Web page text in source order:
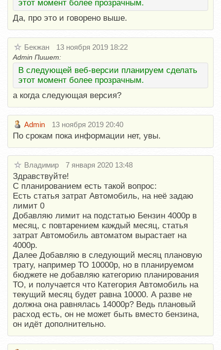
этот момент более прозрачным.
Да, про это и говорено выше.
Бекжан 13 ноября 2019 18:22
Admin Пишет:
В следующей веб-версии планируем сделать
этот момент более прозрачным.
а когда следующая версия?
Admin 13 ноября 2019 20:40
По срокам пока информации нет, увы.
Владимир 7 января 2020 13:48
Здравствуйте!
С планированием есть такой вопрос:
Есть статья затрат Автомобиль, на неё задаю
лимит 0
Добавляю лимит на подстатью Бензин 4000р в
месяц, с повтарением каждый месяц, статья
затрат Автомобиль автоматом вырастает на
4000р.
Далее Добавляю в следующий месяц плановую
трату, например ТО 10000р, но в планируемом
бюджете не добавляю категорию планирования
ТО, и получается что Категория Автомобиль на
текущий месяц будет равна 10000. А разве не
должна она равнялась 14000р? Ведь плановый
расход есть, он не может быть вместо бензина,
он идёт дополнительно.